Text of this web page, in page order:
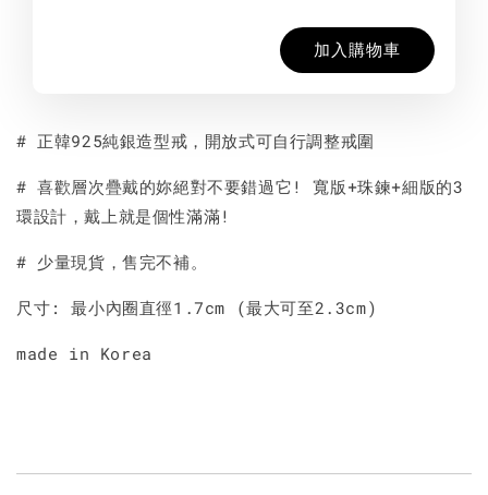
加入購物車
# 正韓925純銀造型戒，開放式可自行調整戒圍
# 喜歡層次疊戴的妳絕對不要錯過它! 寬版+珠鍊+細版的3
環設計，戴上就是個性滿滿!
# 少量現貨，售完不補。
尺寸: 最小內圈直徑1.7cm (最大可至2.3cm)
made in Korea